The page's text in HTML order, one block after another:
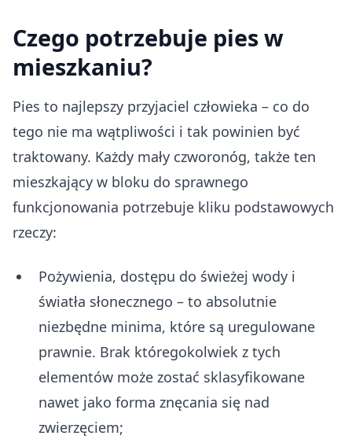
Czego potrzebuje pies w
mieszkaniu?
Pies to najlepszy przyjaciel człowieka – co do
tego nie ma wątpliwości i tak powinien być
traktowany. Każdy mały czworonóg, także ten
mieszkający w bloku do sprawnego
funkcjonowania potrzebuje kliku podstawowych
rzeczy:
Pożywienia, dostępu do świeżej wody i
światła słonecznego – to absolutnie
niezbędne minima, które są uregulowane
prawnie. Brak któregokolwiek z tych
elementów może zostać sklasyfikowane
nawet jako forma znęcania się nad
zwierzęciem;